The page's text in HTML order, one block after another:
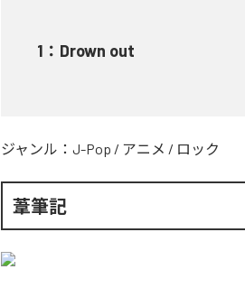
1 ： Drown out
ジャンル： J-Pop / アニメ / ロック
葦筆記